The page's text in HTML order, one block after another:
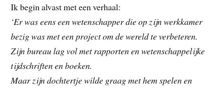
Ik begin alvast met een verhaal:
‘Er was eens een wetenschapper die op zijn werkkamer
bezig was met een project om de wereld te verbeteren.
Zijn bureau lag vol met rapporten en wetenschappelijke
tijdschriften en boeken.
Maar zijn dochtertje wilde graag met hem spelen en